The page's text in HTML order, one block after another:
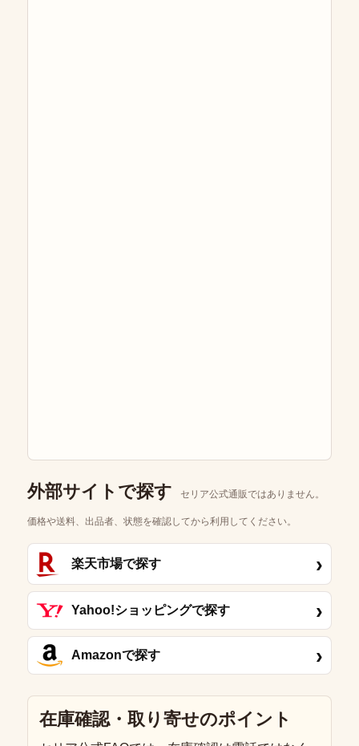
外部サイトで探す セリア公式通販ではありません。
価格や送料、出品者、状態を確認してから利用してください。
楽天市場で探す ›
Yahoo!ショッピングで探す ›
Amazonで探す ›
在庫確認・取り寄せのポイント